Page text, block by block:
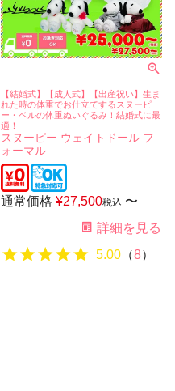
【結婚式】【成人式】【出産祝い】生ま
れた時の体重でお仕立てするスヌーピ
ー・ベルの体重ぬいぐるみ！結婚式に最
適！
スヌーピー ウェイトドール フ
ォーマル
通常価格 ¥27,500税込 〜
詳細を見る
5.00 （8）